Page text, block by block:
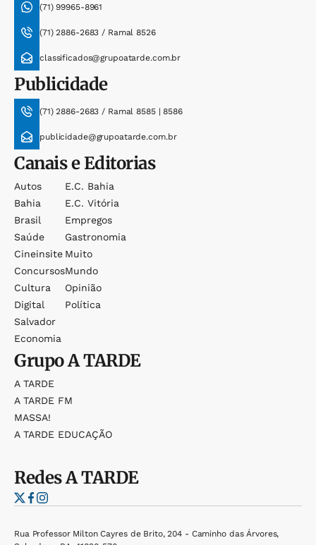
(71) 99965-8961
(71) 2886-2683 / Ramal 8526
classificados@grupoatarde.com.br
Publicidade
(71) 2886-2683 / Ramal 8585 | 8586
publicidade@grupoatarde.com.br
Canais e Editorias
Autos
Bahia
Brasil
Saúde
Cineinsite
Concursos
Cultura
Digital
Salvador
Economia
E.c. Bahia
E.c. Vitória
Empregos
Gastronomia
Muito
Mundo
Opinião
Política
GrupoA TARDE
A TARDE
A TARDE FM
MASSA!
A TARDE EDUCAÇÃO
RedesA TARDE
Rua Professor Milton Cayres de Brito, 204 - Caminho das Árvores,